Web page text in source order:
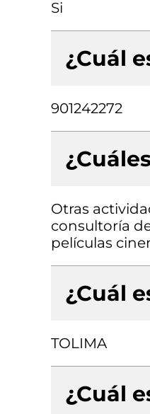
Si
¿Cuál
901242272
Otras
consultoría
películas
¿Cuál
TOLIMA
¿Cuál